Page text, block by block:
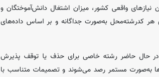
واقعی کشور، میزان اشتغال دانش‌آموختگان و
هر کدرشته‌محل به‌صورت جداگانه و بر اساس داده‌های
در حال حاضر رشته خاصی برای حذف یا توقف پذیرش
به‌صورت مستمر رصد می‌شوند و تصمیمات متناسب با